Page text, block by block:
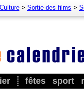
fêtes sport
Culture > Sortie des films >